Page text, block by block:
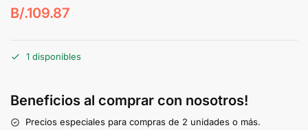
B/.109.87
1 disponibles
Beneficios al comprar con nosotros!
Precios especiales para compras de 2 unidades o más.